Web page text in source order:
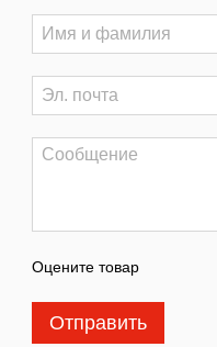
Оцените товар
Отправить